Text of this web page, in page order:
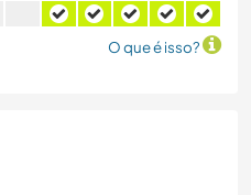
O que é isso?